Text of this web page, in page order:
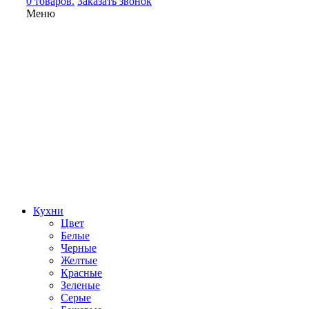
Меню
Кухни
Цвет
Белые
Черные
Желтые
Красные
Зеленые
Серые